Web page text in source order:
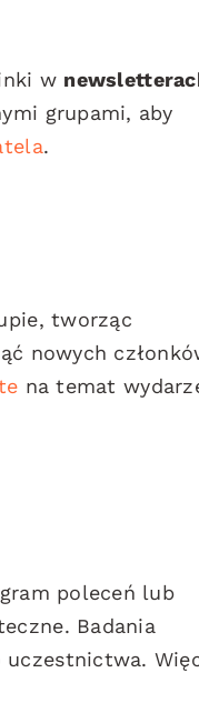
w
grupami, aby
.
tworząc
nowych
na temat
poleceń lub
Badania